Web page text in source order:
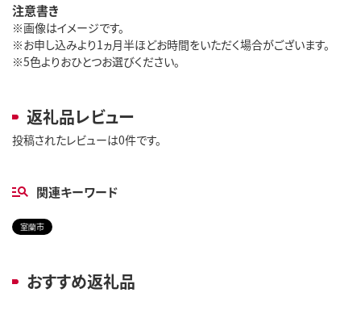
注意書き
※画像はイメージです。
※お申し込みより1ヵ月半ほどお時間をいただく場合がございます。
※5色よりおひとつお選びください。
返礼品レビュー
投稿されたレビューは0件です。
関連キーワード
室蘭市
おすすめ返礼品